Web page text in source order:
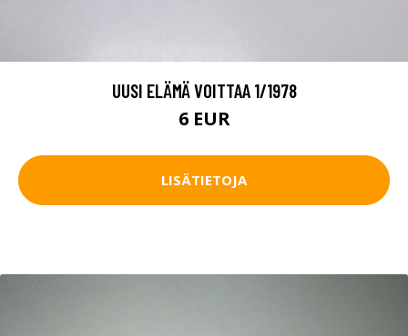
UUSI ELÄMÄ VOITTAA 1/1978
6 EUR
LISÄTIETOJA